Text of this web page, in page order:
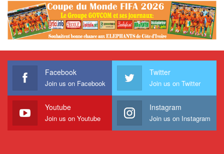
Facebook
Join us on Facebook
Twitter
Join us on Twitter
Youtube
Join us on Youtube
Instagram
Join us on Instagram